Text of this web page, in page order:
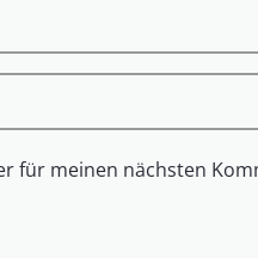
für meinen nächsten